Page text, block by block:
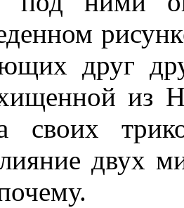
друг
из
своих
двух